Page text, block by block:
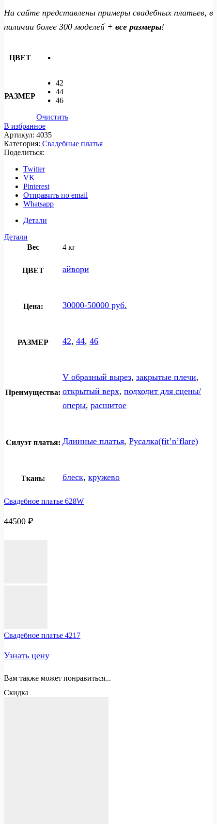
На сайте представлены примеры свадебных платьев, в
наличии более 300 моделей + все размеры!
ЦВЕТ
РАЗМЕР
42
44
46
Очистить
В избранное
Артикул: 4035
Категория: Свадебные платья
Поделиться:
Twitter
VK
Pinterest
Отправить по email
Whatsapp
Детали
Детали
Вес
4 кг
ЦВЕТ айвори
Цена: 30000-50000 руб.
РАЗМЕР 42, 44, 46
Преимущества:
V образный вырез, закрытые плечи,
открытый верх, подходит для сцены/
оперы, расшитое
Силуэт платья: Длинные платья, Русалка(fit’n’flare)
Ткань: блеск, кружево
Свадебное платье 628W
44500 ₽
Свадебное платье 4217
Узнать цену
Вам также может понравиться...
Скидка